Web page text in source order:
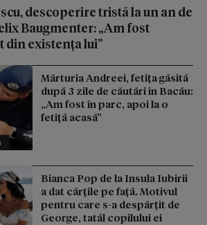
descoperire tristă la un an de
Baugmenter: „Am fost
din existența lui”
Mărturia Andreei, fetiţa găsită
după 3 zile de căutări în Bacău:
„Am fost în parc, apoi la o
fetiţă acasă”
Bianca Pop de la Insula Iubirii
a dat cărțile pe față. Motivul
pentru care s-a despărțit de
George, tatăl copilului ei